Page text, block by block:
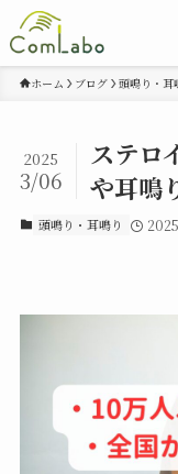
ホーム ブログ 頭鳴り・耳
ステロ
や耳鳴
2025
3/06
頭鳴り・耳鳴り